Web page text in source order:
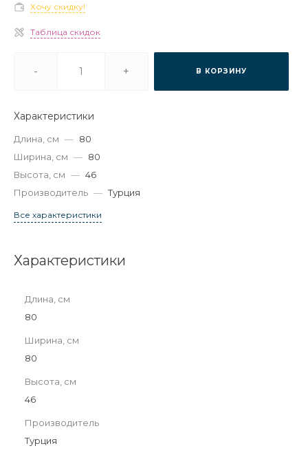
Хочу скидку!
Таблица скидок
- + В КОРЗИНУ
Характеристики
Длина, см — 80
Ширина, см — 80
Высота, см — 46
Производитель — Турция
Все характеристики
Характеристики
Длина, см
80
Ширина, см
80
Высота, см
46
Производитель
Турция